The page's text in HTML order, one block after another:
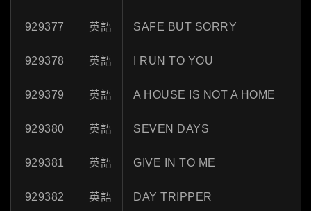
929377 英語 SAFE BUT SORRY
929378 英語 I RUN TO YOU
929379 英語 A HOUSE IS NOT A HOME
929380 英語 SEVEN DAYS
929381 英語 GIVE IN TO ME
929382 英語 DAY TRIPPER